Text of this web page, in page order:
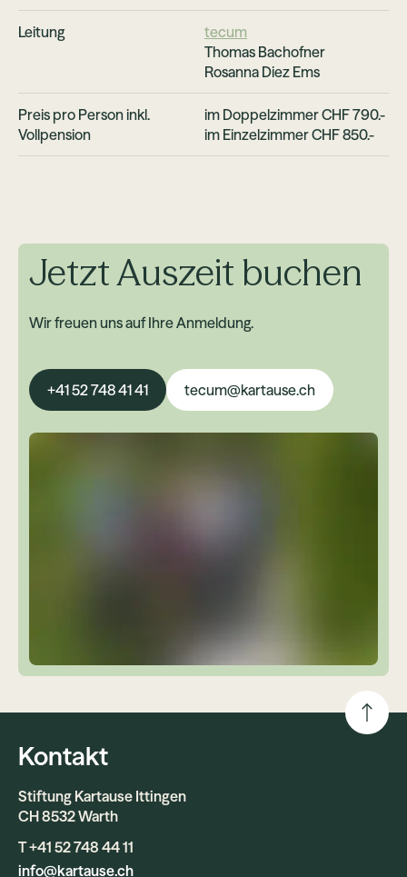
Leitung
tecum
Thomas Bachofner
Rosanna Diez Ems
Preis pro Person inkl.
Vollpension
im Doppelzimmer CHF 790.-
im Einzelzimmer CHF 850.-
Jetzt Auszeit buchen
Wir freuen uns auf Ihre Anmeldung.
+41 52 748 41 41 tecum@kartause.ch
Kontakt
Stiftung Kartause Ittingen
CH 8532 Warth
T +41 52 748 44 11
info@kartause.ch